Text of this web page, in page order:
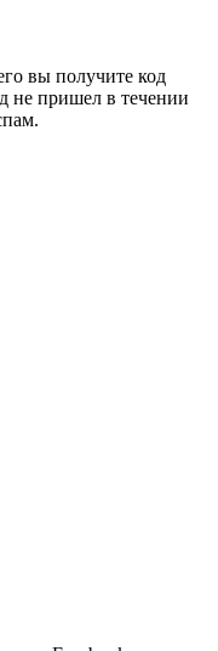
вы получите код
не пришел в течении